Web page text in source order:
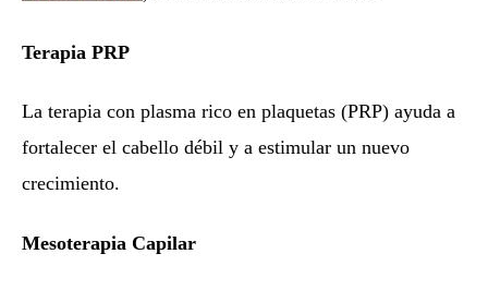
Terapia PRP
La terapia con plasma rico en plaquetas (PRP) ayuda a
fortalecer el cabello débil y a estimular un nuevo
crecimiento.
Mesoterapia Capilar